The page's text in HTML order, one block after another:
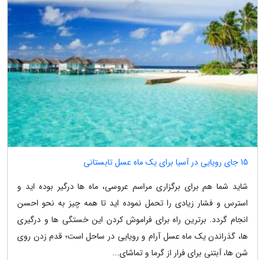
15 جای رویایی در آسیا برای یک ماه عسل تابستانی
شاید شما هم برای برگزاری مراسم عروسی، ماه ها درگیر بوده اید و
استرس و فشار زیادی را تحمل نموده اید تا همه چیز به نحو احسن
انجام گردد. برترین راه برای فراموش کردن این خستگی ها و درگیری
ها، گذراندن یک ماه عسل آرام و رویایی در ساحل است؛ قدم زدن روی
شن ها، آبتنی برای فرار از گرما و تماشای...